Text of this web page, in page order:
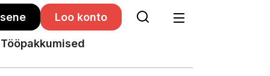
Loo konto
Tööpakkumised